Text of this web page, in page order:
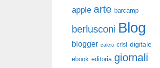
apple arte barcamp
berlusconi Blog
blogger calcio crisi digitale
ebook editoria giornali